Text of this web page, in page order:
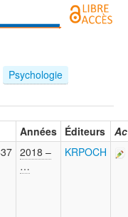
Psychologie
Années Éditeurs
2018 –
…
KRPOCH